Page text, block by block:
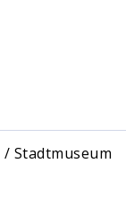
/ Stadtmuseum